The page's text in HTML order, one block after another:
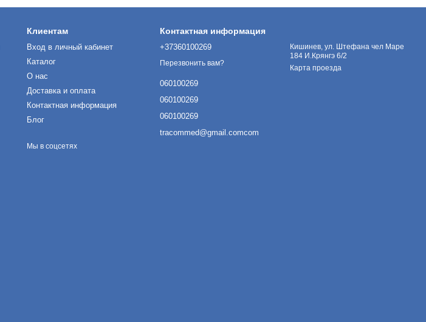
Клиентам
Вход в личный кабинет
Каталог
О нас
Доставка и оплата
Контактная информация
Блог
Мы в соцсетях
Контактная информация
+37360100269
Перезвонить вам?
060100269
060100269
060100269
tracommed@gmail.comcom
Кишинев, ул. Штефана чел Маре
184 И.Крянгэ 6/2
Карта проезда